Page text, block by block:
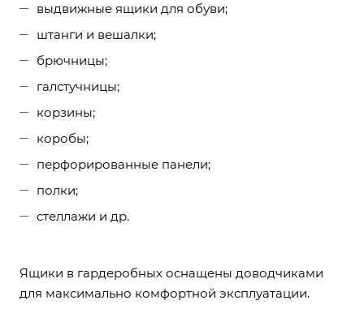
выдвижные ящики для обуви;
штанги и вешалки;
брючницы;
галстучницы;
корзины;
коробы;
перфорированные панели;
полки;
стеллажи и др.
Ящики в гардеробных оснащены доводчиками
для максимально комфортной эксплуатации.